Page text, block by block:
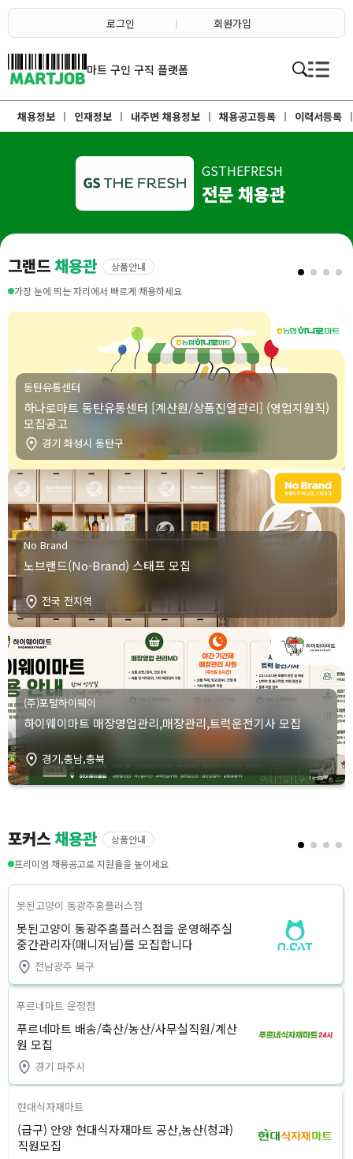
채용정보
인재정보
이벤트·세일정보
SNS홍보관
유통매장전용 임대·매매정보
마트직평균월급
식자재가격정보
점장채용정보
계산원/캐셔채용정보
매장관리직원채용정보
농산/야채청과직원채용정보
수산직원채용정보
배달/배송직원채용정보
로그인 회원가입
마트 구인 구직 플랫폼
채용정보 인재정보 내주변 채용정보 채용공고등록 이력서등록
GSTHEFRESH
전문 채용관
그랜드채용관
상품안내
가장 눈에 띄는 자리에서 빠르게 채용하세요
동탄유통센터
하나로마트 동탄유통센터 [계산원/상품진열관리] (영업지원직)
모집공고
경기 화성시 동탄구
No Brand
노브랜드(No-Brand) 스태프 모집
전국 전지역
(주)포털하이웨이
하이웨이마트 매장영업관리,매장관리,트럭운전기사 모집
경기,충남,충북
포커스채용관
상품안내
프리미엄 채용공고로 지원율을 높이세요
못된고양이 동광주홈플러스점
못된고양이 동광주홈플러스점을 운영해주실
중간관리자(매니저님)를 모집합니다
전남광주 북구
푸르네마트 운정점
푸르네마트 배송/축산/농산/사무실직원/계산
원 모집
경기 파주시
현대식자재마트
(급구) 안양 현대식자재마트 공산,농산(청과)
직원모집